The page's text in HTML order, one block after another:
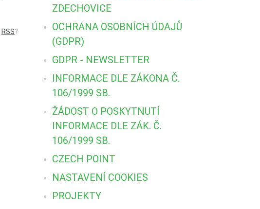
RSS?
ZDECHOVICE
OCHRANA OSOBNÍCH ÚDAJŮ
(GDPR)
GDPR - NEWSLETTER
INFORMACE DLE ZÁKONA Č.
106/1999 SB.
ŽÁDOST O POSKYTNUTÍ
INFORMACE DLE ZÁK. Č.
106/1999 SB.
CZECH POINT
NASTAVENÍ COOKIES
PROJEKTY